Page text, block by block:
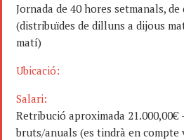
Jornada de 40 hores setmanals,
(distribuïdes de dilluns a dijous
matí)
Ubicació:
Salari:
Retribució aproximada 21.000,00€
bruts/anuals (es tindrà en compte